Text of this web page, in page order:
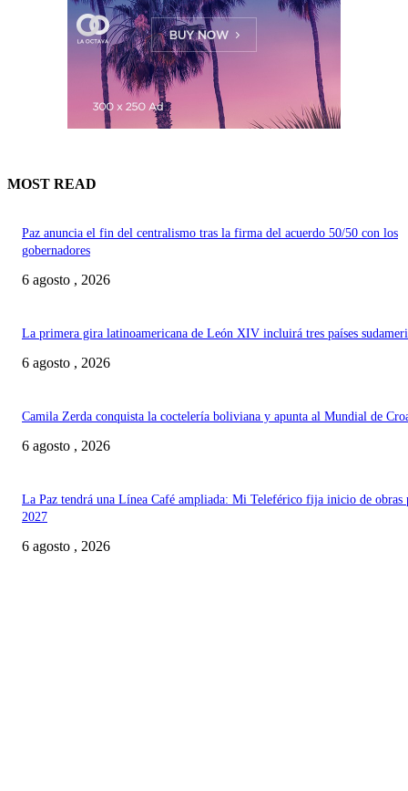
MOST READ
Paz anuncia el fin del centralismo tras la firma del acuerdo 50/50 con los
gobernadores
6 agosto , 2026
La primera gira latinoamericana de León XIV incluirá tres países
6 agosto , 2026
Camila Zerda conquista la coctelería boliviana y apunta al Mundial de
6 agosto , 2026
La Paz tendrá una Línea Café ampliada: Mi Teleférico fija inicio de obras
2027
6 agosto , 2026